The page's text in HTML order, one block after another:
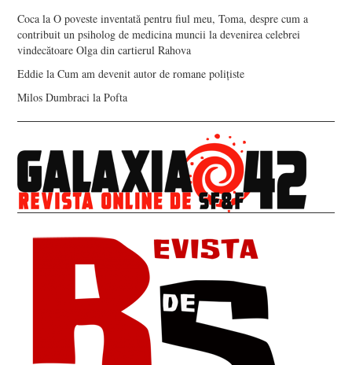
Coca laO poveste inventată pentru fiul meu, Toma, despre cum a
contribuit un psiholog de medicina muncii la devenirea celebrei
vindecătoare Olga din cartierul Rahova
Eddie laCum am devenit autor de romane polițiste
Milos Dumbraci laPofta